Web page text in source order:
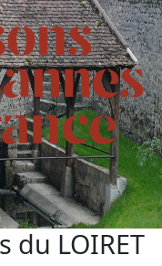
du LOIRET